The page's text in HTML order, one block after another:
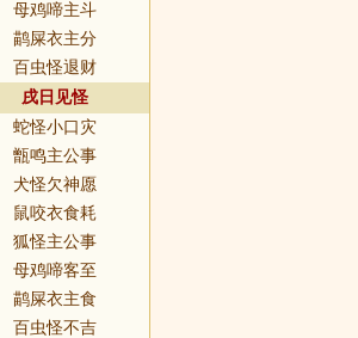
母鸡啼主斗
鹋屎衣主分
百虫怪退财
戌日见怪
蛇怪小口灾
甑鸣主公事
犬怪欠神愿
鼠咬衣食耗
狐怪主公事
母鸡啼客至
鹋屎衣主食
百虫怪不吉